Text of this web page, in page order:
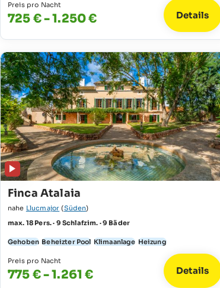
Preis pro Nacht
725 € - 1.250 € Details
Finca Atalaia
nahe Llucmajor (Süden)
max. 18 Pers. · 9 Schlafzim. · 9 Bäder
Gehoben Beheizter Pool Klimaanlage Heizung
Preis pro Nacht
775 € - 1.261 € Details